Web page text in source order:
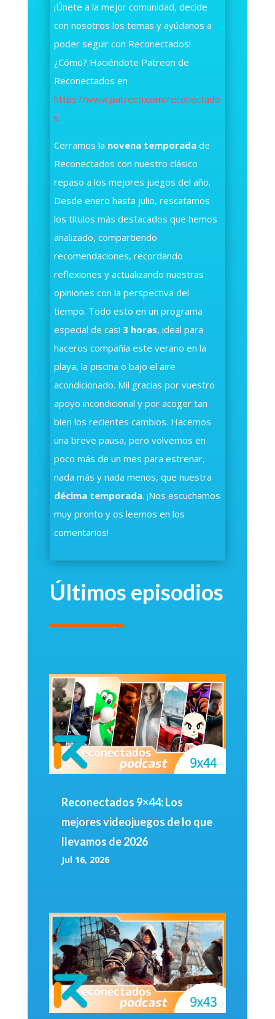
¡Únete a la mejor comunidad, decide
con nosotros los temas y ayúdanos a
poder seguir con Reconectados!
¿Cómo? Haciéndote Patreon de
Reconectados en
https://www.patreon.com/reconectado
s
Cerramos la novena temporadade
Reconectados con nuestro clásico
repaso a los mejores juegos del año.
Desde enero hasta julio, rescatamos
los títulos más destacados que hemos
analizado, compartiendo
recomendaciones, recordando
reflexiones y actualizando nuestras
opiniones con la perspectiva del
tiempo. Todo esto en un programa
especial de casi 3 horas, ideal para
haceros compañía este verano en la
playa, la piscina o bajo el aire
acondicionado. Mil gracias por vuestro
apoyo incondicional y por acoger tan
bien los recientes cambios. Hacemos
una breve pausa, pero volvemos en
poco más de un mes para estrenar,
nada más y nada menos, que nuestra
décima temporada. ¡Nos escuchamos
muy pronto y os leemos en los
comentarios!
Últimos episodios
Reconectados 9×44: Los
mejores videojuegos de lo que
llevamos de 2026
Jul 16, 2026